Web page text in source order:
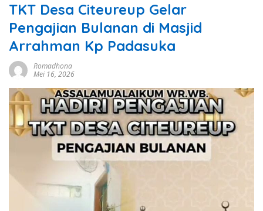
TKT Desa Citeureup Gelar
Pengajian Bulanan di Masjid
Arrahman Kp Padasuka
Romadhona
Mei 16, 2026